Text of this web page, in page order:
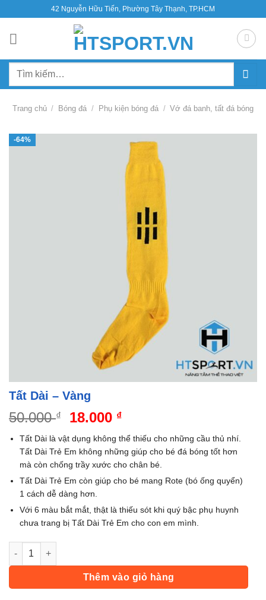
nội
42 Nguyễn Hữu Tiến, Phường Tây Thạnh, TP.HCM
Tìm
Trang chủ / Bóng đá / Phụ kiện bóng đá / Vớ đá banh, tất đá bóng
-64%
Tất Dài – Vàng
50.000₫
Giá
là:
50.000 ₫.
18.000 ₫Giá
hiện
tại
là:
18.000 ₫.
Tất Dài là vật dụng không thể thiếu cho những cầu thủ nhí.
Tất Dài Trẻ Em không những giúp cho bé đá bóng tốt hơn
mà còn chống trầy xước cho chân bé.
Tất Dài Trẻ Em còn giúp cho bé mang Rote (bó ống quyển)
1 cách dễ dàng hơn.
Với 6 màu bắt mắt, thật là thiếu sót khi quý bậc phụ huynh
chưa trang bị Tất Dài Trẻ Em cho con em mình.
Tất Dài - Vàng số lượng
Thêm vào giỏ hàng